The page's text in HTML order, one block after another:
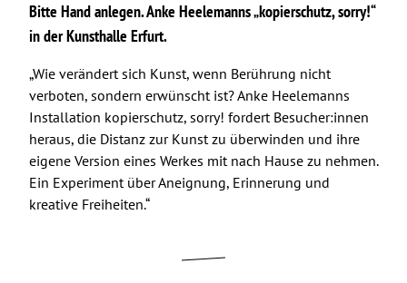
Bitte Hand anlegen. Anke Heelemanns „kopierschutz, sorry!“
in der Kunsthalle Erfurt.
„Wie verändert sich Kunst, wenn Berührung nicht
verboten, sondern erwünscht ist? Anke Heelemanns
Installation kopierschutz, sorry! fordert Besucher:innen
heraus, die Distanz zur Kunst zu überwinden und ihre
eigene Version eines Werkes mit nach Hause zu nehmen.
Ein Experiment über Aneignung, Erinnerung und
kreative Freiheiten.“